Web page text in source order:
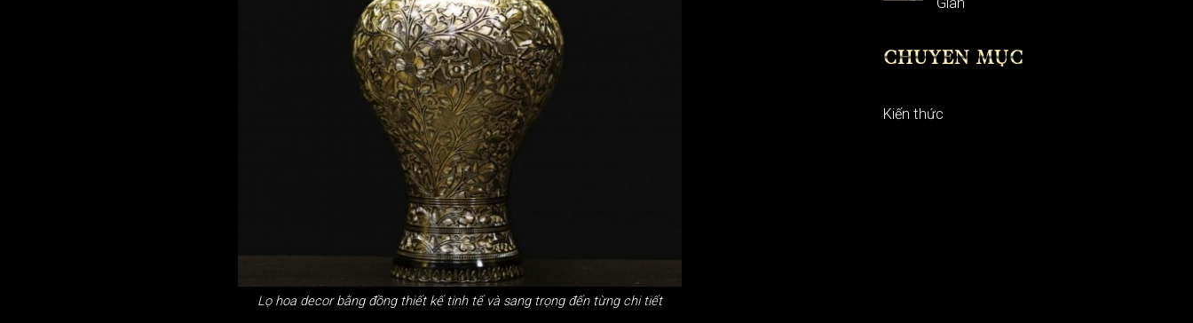
Lọ hoa decor bằng đồng thiết kế tinh tế và sang trọng đến từng chi tiết
CHUYÊN MỤC
Kiến thức